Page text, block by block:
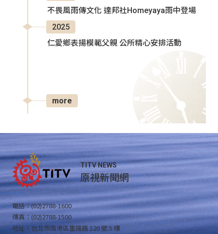
不畏風雨傳文化 達邦社Homeyaya雨中登場
2025
仁愛鄉表揚模範父親 公所精心安排活動
more
TITV NEWS
原視新聞網
電話：(02)2788-1600
傳真：(02)2788-1500
地址：台北市南港區重陽路 120 號 5 樓